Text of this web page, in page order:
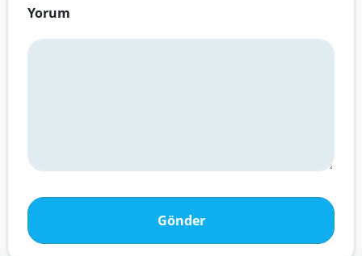
Yorum
Gönder